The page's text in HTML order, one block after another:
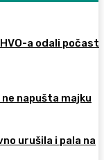
a odali počast
napušta majku
urušila i pala na